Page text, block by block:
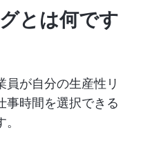
とは何です
員が自分の生産性リ
事時間を選択できる